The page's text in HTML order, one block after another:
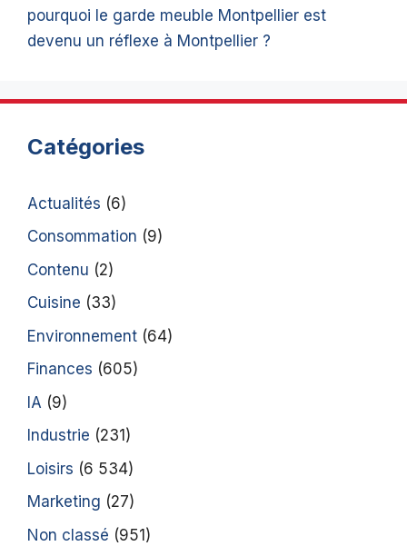
pourquoi le garde meuble Montpellier est
devenu un réflexe à Montpellier ?
Catégories
Actualités (6)
Consommation (9)
Contenu (2)
Cuisine (33)
Environnement (64)
Finances (605)
IA (9)
Industrie (231)
Loisirs (6 534)
Marketing (27)
Non classé (951)